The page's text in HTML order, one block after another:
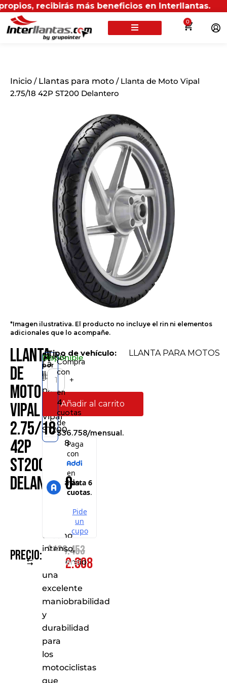
recibirás más beneficios en Interllantas.
0
Inicio / Llantas para moto / Llanta de Moto Vipal
2.75/18 42P ST200 Delantero
*Imagen ilustrativa. El producto no incluye el rin ni elementos
adicionales que lo acompañe.
Llanta
de
Moto
Vipal
2.75/18
42P
ST200
Delantero
Precio: $136.453
122.808
*Precio
por
llanta
La
llanta
para
moto
Vipal
ST200
2.75/18
diseñada
para
urbano
intenso,
ofreciendo
una
excelente
maniobrabilidad
y
durabilidad
para
los
motociclistas
que
Disponible
- +
Añadir al carrito
Comparar
Compra
con
en
4
cuotas
de
$36.758/mensual.
• Tipo de vehículo: LLANTA PARA MOTOS